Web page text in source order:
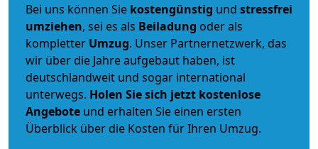
Bei uns können Sie kostengünstig und stressfrei
umziehen, sei es als Beiladung oder als
kompletter Umzug. Unser Partnernetzwerk, das
wir über die Jahre aufgebaut haben, ist
deutschlandweit und sogar international
unterwegs. Holen Sie sich jetzt kostenlose
Angebote und erhalten Sie einen ersten
Überblick über die Kosten für Ihren Umzug.